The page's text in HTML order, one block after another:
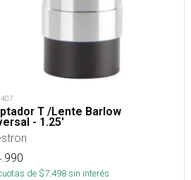
T /Lente Barlow
- 1.25'
de $7.498sin interés